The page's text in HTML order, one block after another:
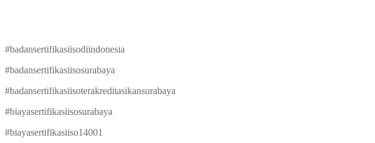
#badansertifikasiisodiindonesia
#badansertifikasiisosurabaya
#badansertifikasiisoterakreditasikansurabaya
#biayasertifikasiisosurabaya
#biayasertifikasiiso14001